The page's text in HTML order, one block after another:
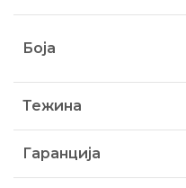
Боја
Тежина
Гаранција